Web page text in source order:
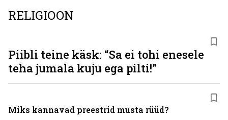
RELIGIOON
Piibli teine käsk: “Sa ei tohi enesele
teha jumala kuju ega pilti!”
Miks kannavad preestrid musta rüüd?